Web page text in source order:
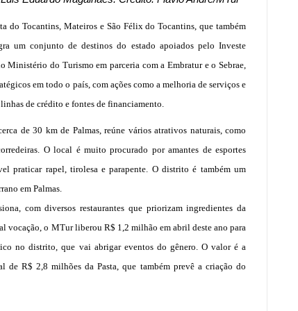
do Tocantins, Mateiros e São Félix do Tocantins, que também
um conjunto de destinos do estado apoiados pelo Investe
Ministério do Turismo em parceria com a Embratur e o Sebrae,
em todo o país, com ações como a melhoria de serviços e
de crédito e fontes de financiamento.
de 30 km de Palmas, reúne vários atrativos naturais, como
O local é muito procurado por amantes de esportes
praticar rapel, tirolesa e parapente. O distrito é também um
em Palmas.
com diversos restaurantes que priorizam ingredientes da
vocação, o MTur liberou R$ 1,2 milhão em abril deste ano para
no distrito, que vai abrigar eventos do gênero. O valor é a
de R$ 2,8 milhões da Pasta, que também prevê a criação do